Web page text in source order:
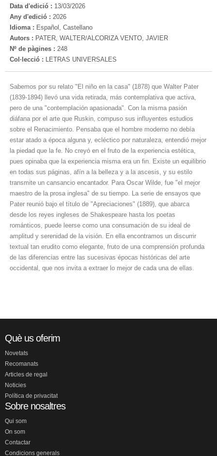
Data d'edició : 13/03/2026
Any d'edició : 2026
Idioma : Español, Castellano
Autors : PATER, WALTER/ALCORIZA VENTO, JAVIER
Nº de pàgines : 248
Col·lecció : LETRAS UNIVERSALES
Sabemos por su relato "El niño en la casa" (1878) que Walter Pater
(1839-1894) llevó una vida retirada, más contemplativa que activa,
pero de una "contemplación apasionada". Con la misma pasión
diáfana por el arte que Ruskin, compuso sus influyentes estudios
sobre el Renacimiento. Pensaba que el hombre moderno no debía
estar atado a época alguna y, ecléctico por naturaleza, entendió mejor
la piedad que la fe. No creyó en el fruto de la experiencia estética,
pues opinaba que la experiencia misma era un fin. Existe un equilibrio
en todas sus páginas, afín a la belleza y a la ascesis, y su estilo
transmite un cansancio encantador. Para Oscar Wilde, fue "el mejor
maestro de la prosa inglesa" de su tiempo. La serie de ensayos que
Pater reunió bajo el título de "Apreciaciones" (1889), que abarca
desde los reyes ingleses de Shakespeare hasta los poetas
románticos, puede leerse como una consumación de su ideal de
amplitud y serenidad de la visión. En ella encontramos un discurrir
textual tan erudito como elegante, fruto de una comprensión profunda
de las diferencias entre las sucesivas épocas históricas del arte
occidental, que nos invita a extraer lo mejor de cada una de ellas.
Què us oferim
Novetats
Recomanats
Articles de regal
Noticies
Política de privacitat
Sobre nosaltres
Qui som
On som
Contactar
Condicions generals